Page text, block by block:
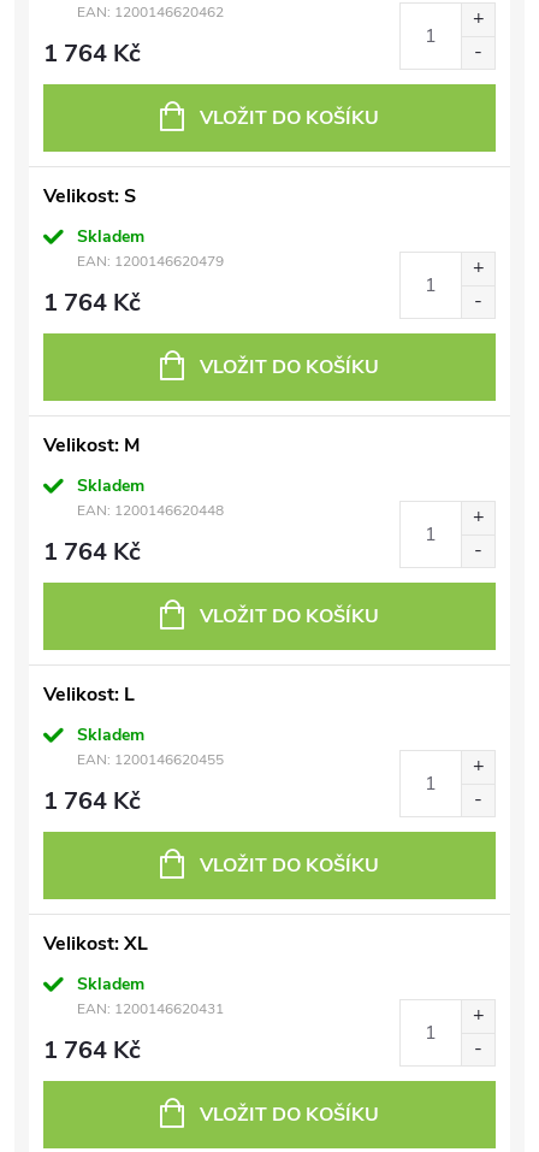
EAN: 1200146620462
1 764 Kč
VLOŽIT DO KOŠÍKU
Velikost: S
Skladem
EAN: 1200146620479
1 764 Kč
VLOŽIT DO KOŠÍKU
Velikost: M
Skladem
EAN: 1200146620448
1 764 Kč
VLOŽIT DO KOŠÍKU
Velikost: L
Skladem
EAN: 1200146620455
1 764 Kč
VLOŽIT DO KOŠÍKU
Velikost: XL
Skladem
EAN: 1200146620431
1 764 Kč
VLOŽIT DO KOŠÍKU